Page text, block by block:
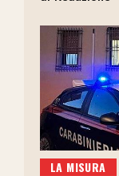
LA MISURA